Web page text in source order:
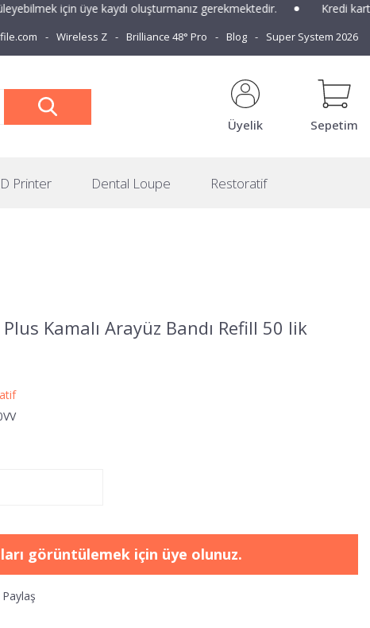
için üye kaydı oluşturmanız gerekmektedir. Kredi
Wireless Z Brilliance 48° Pro Blog Super System 2026
Üyelik Sepetim
Printer Dental Loupe Restoratif
Kamalı Arayüz Bandı Refill 50 lik
görüntülemek için üye olunuz.
Paylaş